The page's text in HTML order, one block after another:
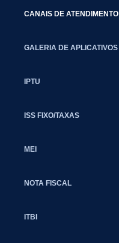
CANAIS DE ATENDIMENTO
GALERIA DE APLICATIVOS
IPTU
ISS FIXO/TAXAS
MEI
NOTA FISCAL
ITBI